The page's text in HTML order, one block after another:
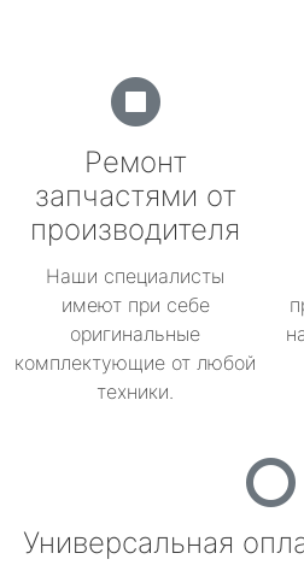
Ремонт
запчастями от
производителя
Наши специалисты
имеют при себе
оригинальные
комплектующие от любой
техники.
Универсальная